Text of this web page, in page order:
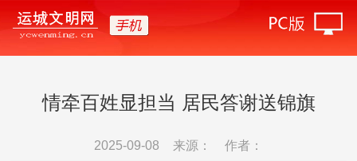
情牵百姓显担当 居民答谢送锦旗
2025-09-08 来源： 作者：